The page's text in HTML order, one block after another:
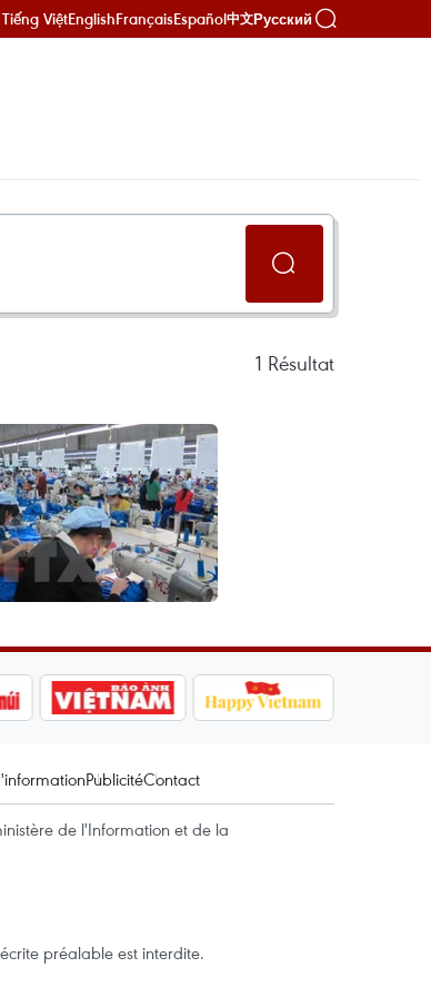
Tiếng ViệtEnglishFrançaisEspañol中文Русский
1 Résultat
PublicitéContact
de l'Information et de la
préalable est interdite.